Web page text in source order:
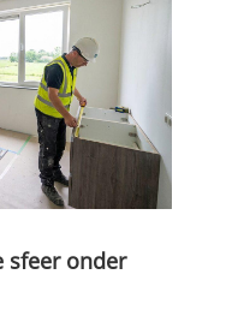
sfeer onder